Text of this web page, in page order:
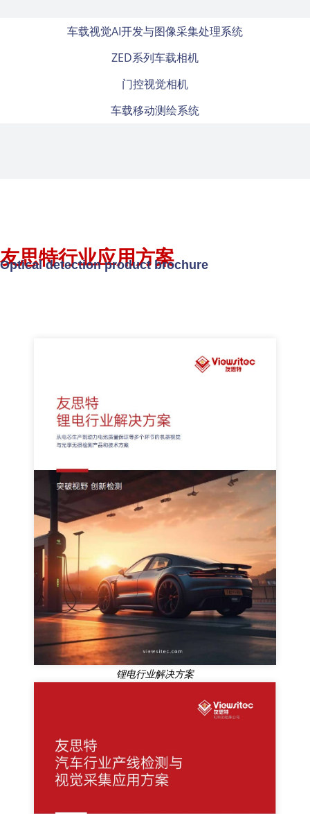
车载视觉AI开发与图像采集处理系统
ZED系列车载相机
门控视觉相机
车载移动测绘系统
友思特行业应用方案
Optical detection product brochure
锂电行业解决方案